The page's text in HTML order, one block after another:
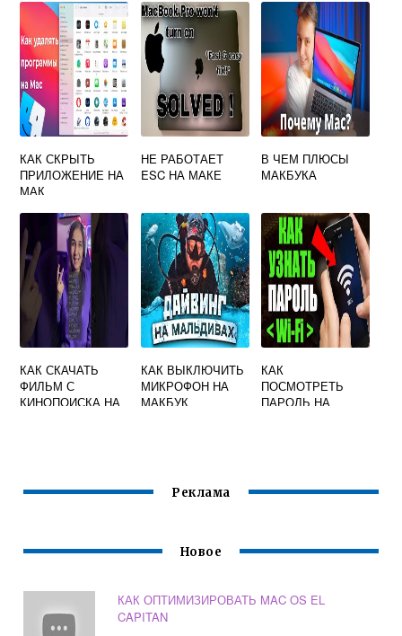
КАК СКРЫТЬ
ПРИЛОЖЕНИЕ НА
МАК
НЕ РАБОТАЕТ
ESC НА МАКЕ
В ЧЕМ ПЛЮСЫ
МАКБУКА
КАК СКАЧАТЬ
ФИЛЬМ С
КИНОПОИСКА НА
КАК ВЫКЛЮЧИТЬ
МИКРОФОН НА
МАКБУК
КАК
ПОСМОТРЕТЬ
ПАРОЛЬ НА
Реклама
Новое
КАК ОПТИМИЗИРОВАТЬ MAC OS EL
CAPITAN